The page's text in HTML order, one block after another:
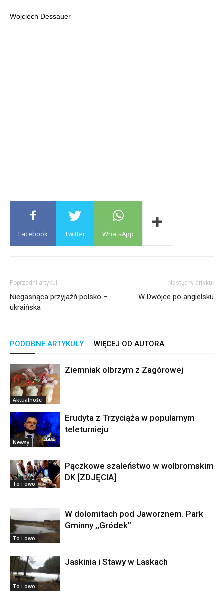
Wojciech Dessauer
Facebook Twitter WhatsApp
Poprzedni artykuł
Niegasnąca przyjaźń polsko –
ukraińska
Następny artykuł
W Dwójce po angielsku
PODOBNE ARTYKUŁY WIĘCEJ OD AUTORA
Aktualności
Ziemniak olbrzym z Zagórowej
Newsy
Erudyta z Trzyciąża w popularnym
teleturnieju
To i owo
Pączkowe szaleństwo w wolbromskim
DK [ZDJĘCIA]
To i owo
W dolomitach pod Jaworznem. Park
Gminny ,,Gródek”
To i owo
Jaskinia i Stawy w Laskach